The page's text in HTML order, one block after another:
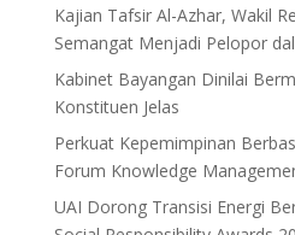
Kajian Tafsir Al-Azhar, Wakil
Semangat Menjadi Pelopor
Kabinet Bayangan Dinilai
Konstituen Jelas
Perkuat Kepemimpinan
Forum Knowledge
UAI Dorong Transisi Energi